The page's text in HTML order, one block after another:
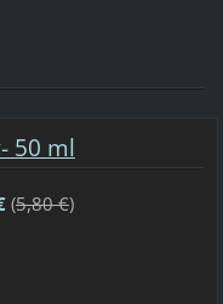
50 ml
(5,80 €)